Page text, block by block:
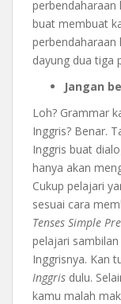
perbendaharaan
buat membuat
perbendaharaan
dayung dua tiga
Jangan
Loh? Grammar
Inggris? Benar.
Inggris buat
hanya akan
Cukup pelajari
sesuai cara
Tenses Simple
pelajari
Inggrisnya. Kan
Inggris dulu.
kamu malah